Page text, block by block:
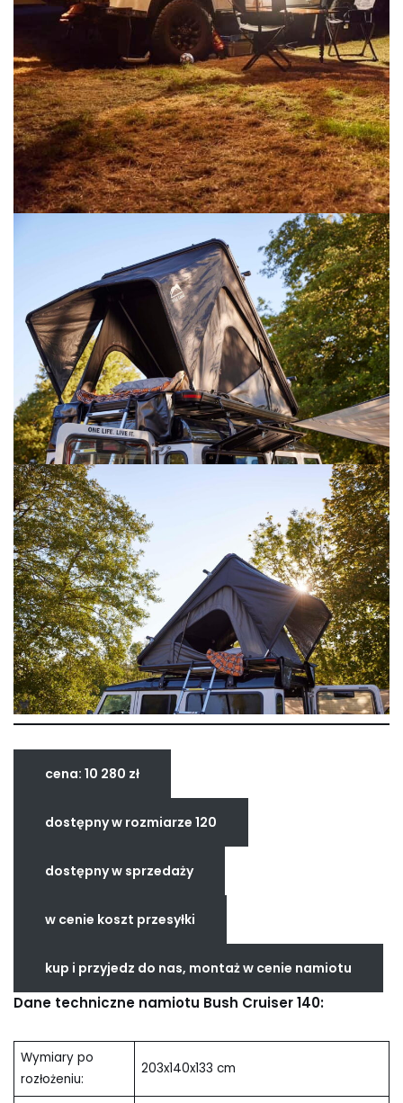
cena: 10 280 zł
dostępny w rozmiarze 120
dostępny w sprzedaży
w cenie koszt przesyłki
kup i przyjedz do nas, montaż w cenie namiotu
Dane techniczne namiotu Bush Cruiser 140:
Wymiary po
rozłożeniu:
203x140x133 cm